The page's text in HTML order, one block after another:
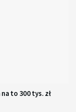
to 300 tys. zł